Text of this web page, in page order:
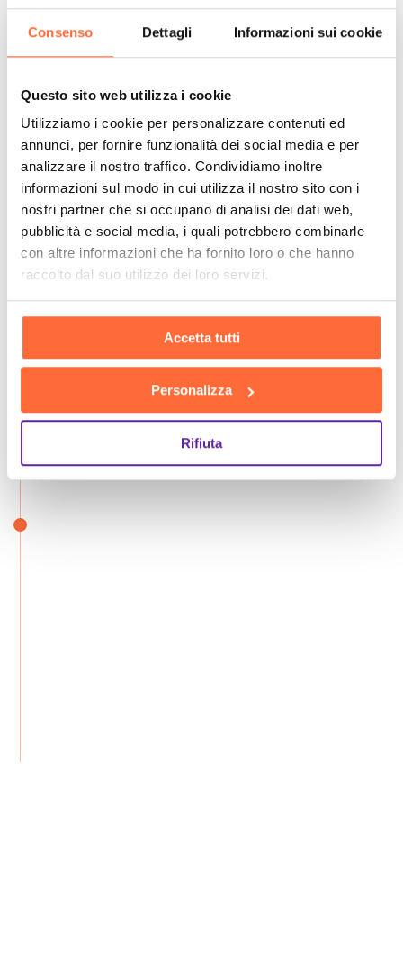
Consenso Dettagli Informazioni sui cookie
Questo sito web utilizza i cookie
Utilizziamo i cookie per personalizzare contenuti ed
annunci, per fornire funzionalità dei social media e per
analizzare il nostro traffico. Condividiamo inoltre
informazioni sul modo in cui utilizza il nostro sito con i
nostri partner che si occupano di analisi dei dati web,
pubblicità e social media, i quali potrebbero combinarle
con altre informazioni che ha fornito loro o che hanno
raccolto dal suo utilizzo dei loro servizi.
Accetta tutti
Personalizza
Rifiuta